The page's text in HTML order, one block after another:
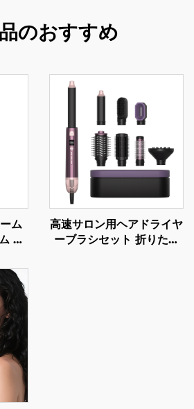
のおすすめ
ム
維
シ
高速サロン用ヘアドライヤ
ーブラシセット 折りたた